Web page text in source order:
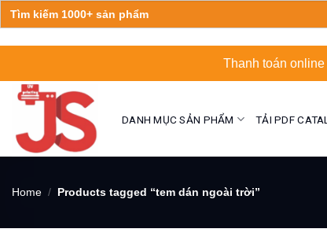
Search
for:
to
content
Thanh toán
DANH MỤC SẢN PHẨM TẢI PDF
Home / Products tagged “tem dán ngoài trời”